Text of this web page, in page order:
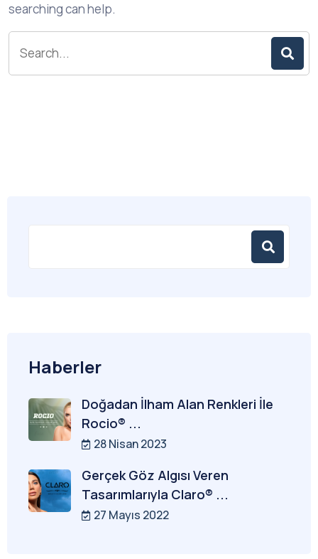
searching can help.
Haberler
Doğadan İlham Alan Renkleri İle
Rocio® ...
28 Nisan 2023
Gerçek Göz Algısı Veren
Tasarımlarıyla Claro® ...
27 Mayıs 2022